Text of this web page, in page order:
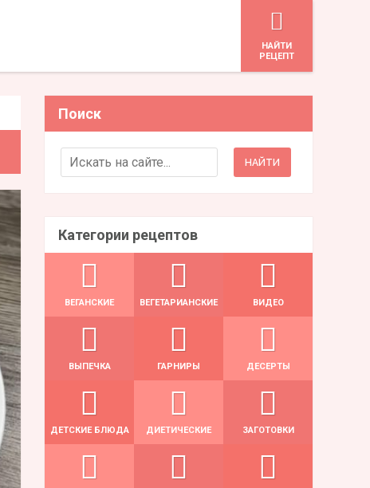
HАЙТИ
РЕЦЕПТ
Поиск
Search for:
Категории рецептов
ВЕГАНСКИЕ ВЕГЕТАРИАНСКИЕ ВИДЕО
ВЫПЕЧКА ГАРНИРЫ ДЕСЕРТЫ
ДЕТСКИЕ БЛЮДА ДИЕТИЧЕСКИЕ ЗАГОТОВКИ